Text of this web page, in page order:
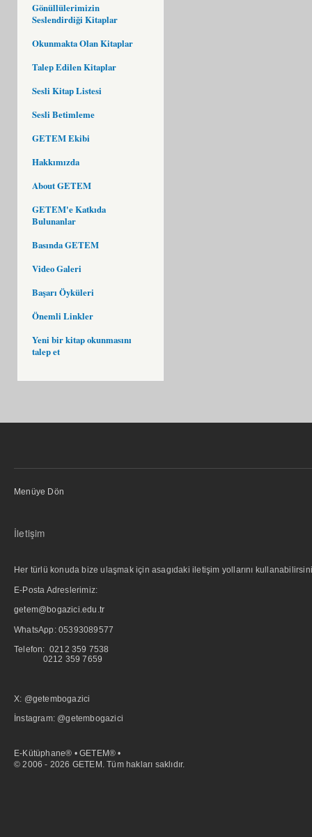
Gönüllülerimizin
Seslendirdiği Kitaplar
Okunmakta Olan Kitaplar
Talep Edilen Kitaplar
Sesli Kitap Listesi
Sesli Betimleme
GETEM Ekibi
Hakkımızda
About GETEM
GETEM'e Katkıda
Bulunanlar
Basında GETEM
Video Galeri
Başarı Öyküleri
Önemli Linkler
Yeni bir kitap okunmasını
talep et
Menüye Dön
İletişim
Her türlü konuda bize ulaşmak için asagıdaki iletişim yollarını
E-Posta Adreslerimiz:
getem@bogazici.edu.tr
WhatsApp: 05393089577
Telefon: 0212 359 7538
0212 359 7659
X: @getembogazici
İnstagram: @getembogazici
E-Kütüphane® • GETEM® •
© 2006 - 2026 GETEM. Tüm hakları saklıdır.